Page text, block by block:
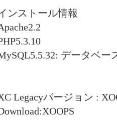
ンストール情報
データベ
Legacyバージョン :